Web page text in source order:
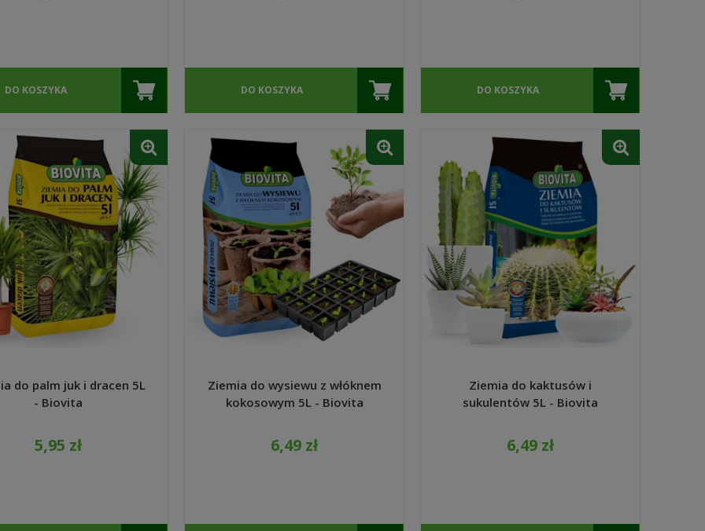
DO KOSZYKA DO KOSZYKA DO KOSZYKA
do palm juk i dracen 5L
- Biovita
5,95 zł
Ziemia do wysiewu z włóknem
kokosowym 5L - Biovita
6,49 zł
Ziemia do kaktusów i
sukulentów 5L - Biovita
6,49 zł